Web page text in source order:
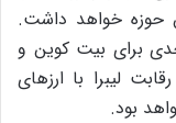
حوزه خواهد داشت.
برای بیت کوین و
لیبرا با ارزهای
بود.